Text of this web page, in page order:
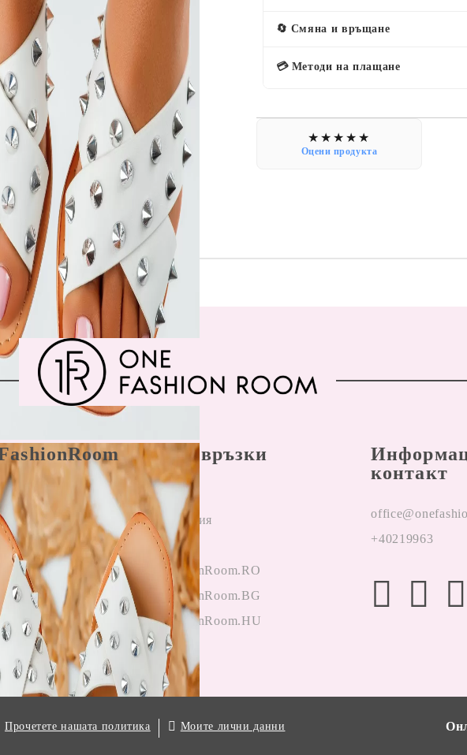
🔄 Смяна и връщане
💳 Методи на плащане
Оцени продукта
и условия
разрешаване
от клиенти
на
Бързи връзки
Начало
Регистрация
Вход
OneFashionRoom.RO
OneFashionRoom.BG
OneFashionRoom.HU
контакт
+40219963
Прочетете нашата политика Моите лични данни